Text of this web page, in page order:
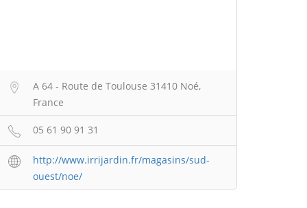
A 64 - Route de Toulouse 31410 Noé,
France
05 61 90 91 31
http://www.irrijardin.fr/magasins/sud-
ouest/noe/